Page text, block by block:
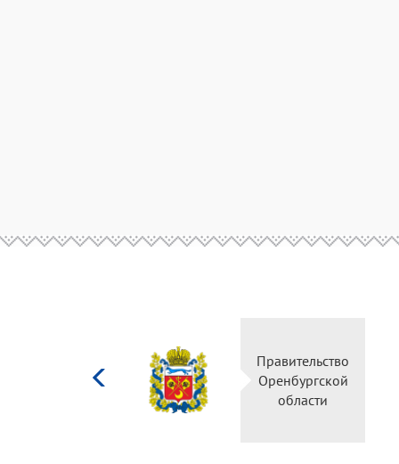
культуры
Российской
Правительство
Оренбургской
области